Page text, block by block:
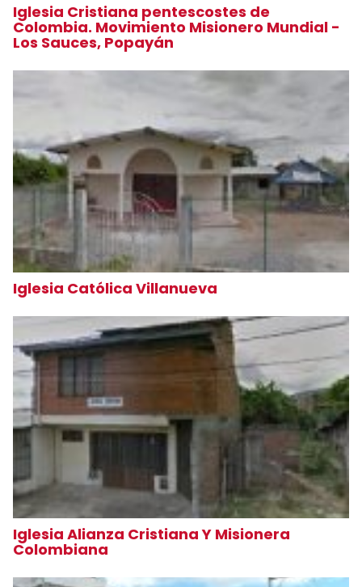
Iglesia Cristiana pentescostes de
Colombia. Movimiento Misionero Mundial -
Los Sauces, Popayán
Iglesia Católica Villanueva
Iglesia Alianza Cristiana Y Misionera
Colombiana